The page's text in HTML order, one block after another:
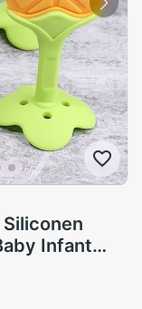
Infant